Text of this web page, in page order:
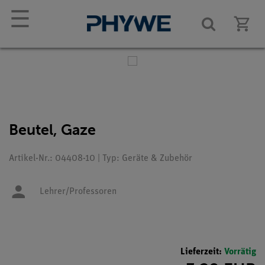
☰
Beutel, Gaze
Artikel-Nr.: 04408-10 | Typ: Geräte & Zubehör
Lehrer/Professoren
Lieferzeit: Vorrätig